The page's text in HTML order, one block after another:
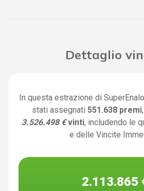
Dettaglio
In questa estrazione di
stati assegnati 551.638 premi
3.526.498 € vinti, includendo le
e delle Vincite
2.113.865